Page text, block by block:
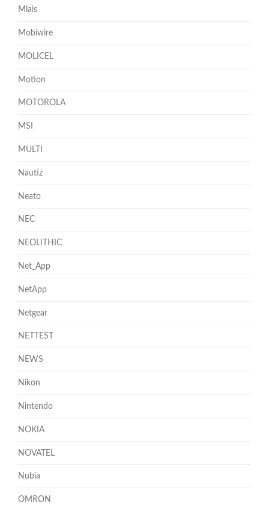
Mlais
Mobiwire
MOLICEL
Motion
MOTOROLA
MSI
MULTI
Nautiz
Neato
NEC
NEOLITHIC
Net_App
NetApp
Netgear
NETTEST
NEWS
Nikon
Nintendo
NOKIA
NOVATEL
Nubia
OMRON